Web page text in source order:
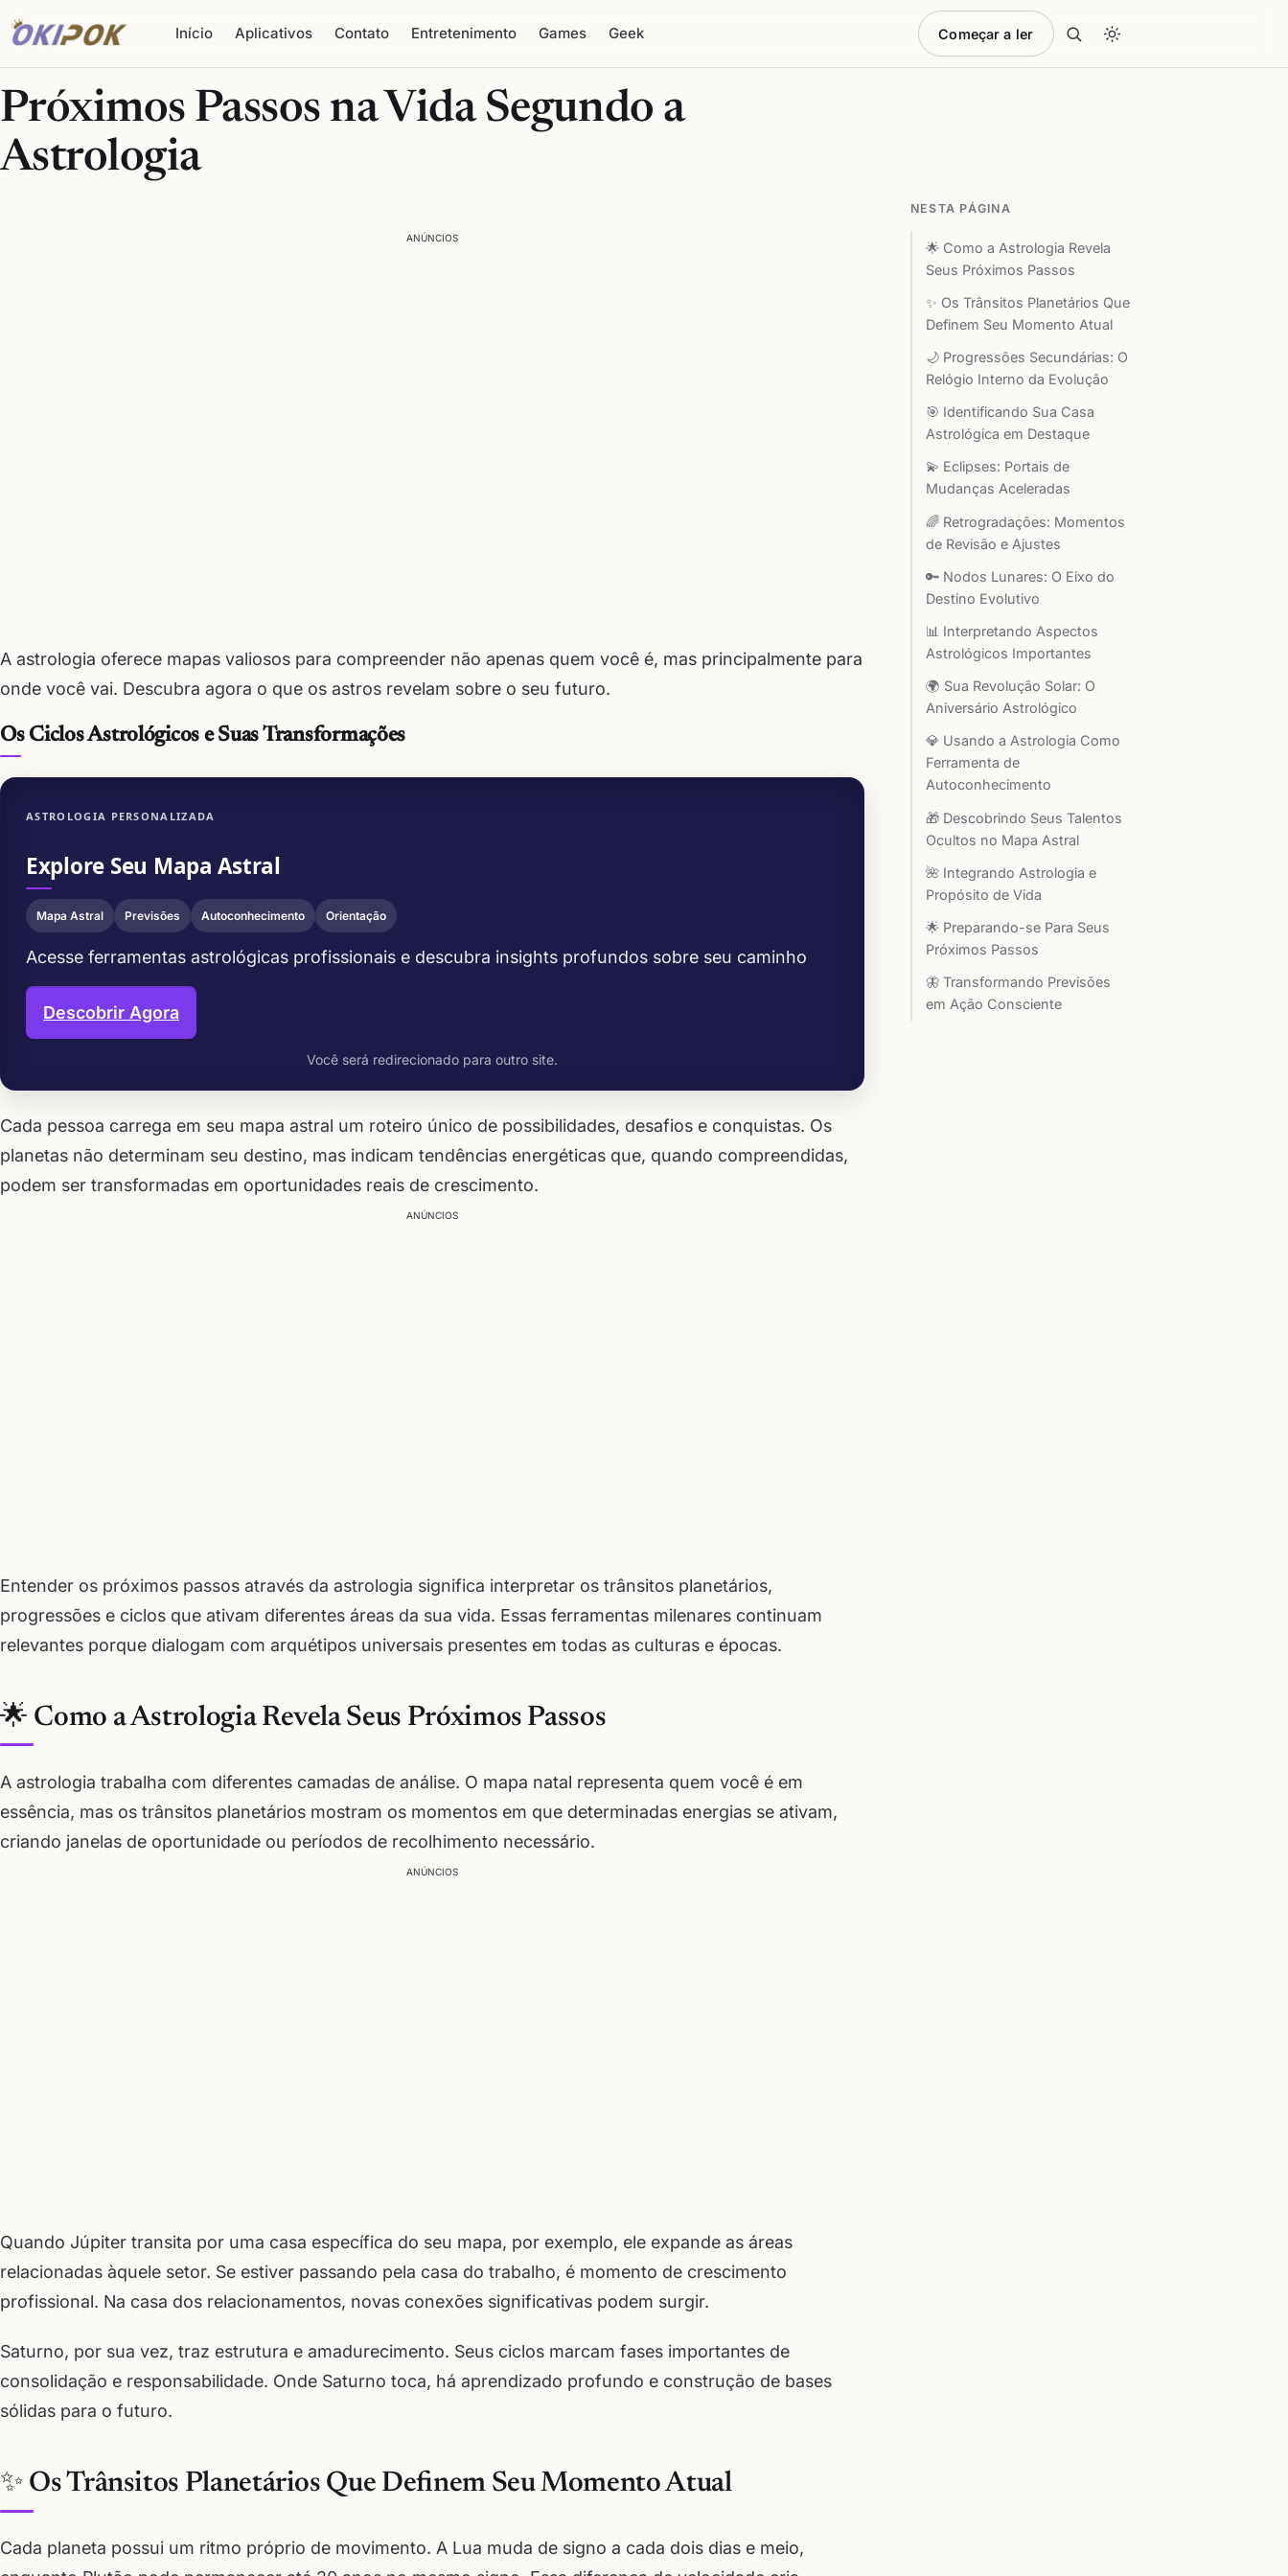
Início Aplicativos Contato Entretenimento Games Geek Começar a ler
Próximos Passos na Vida Segundo a
Astrologia
ANÚNCIOS
A astrologia oferece mapas valiosos para compreender não apenas quem você é, mas principalmente para
onde você vai. Descubra agora o que os astros revelam sobre o seu futuro.
Os Ciclos Astrológicos e Suas Transformações
ASTROLOGIA PERSONALIZADA
Explore Seu Mapa Astral
Mapa Astral Previsões Autoconhecimento Orientação
Acesse ferramentas astrológicas profissionais e descubra insights profundos sobre seu caminho
Descobrir Agora
Você será redirecionado para outro site.
Cada pessoa carrega em seu mapa astral um roteiro único de possibilidades, desafios e conquistas. Os
planetas não determinam seu destino, mas indicam tendências energéticas que, quando compreendidas,
podem ser transformadas em oportunidades reais de crescimento.
ANÚNCIOS
Entender os próximos passos através da astrologia significa interpretar os trânsitos planetários,
progressões e ciclos que ativam diferentes áreas da sua vida. Essas ferramentas milenares continuam
relevantes porque dialogam com arquétipos universais presentes em todas as culturas e épocas.
🌟 Como a Astrologia Revela Seus Próximos Passos
A astrologia trabalha com diferentes camadas de análise. O mapa natal representa quem você é em
essência, mas os trânsitos planetários mostram os momentos em que determinadas energias se ativam,
criando janelas de oportunidade ou períodos de recolhimento necessário.
ANÚNCIOS
Quando Júpiter transita por uma casa específica do seu mapa, por exemplo, ele expande as áreas
relacionadas àquele setor. Se estiver passando pela casa do trabalho, é momento de crescimento
profissional. Na casa dos relacionamentos, novas conexões significativas podem surgir.
Saturno, por sua vez, traz estrutura e amadurecimento. Seus ciclos marcam fases importantes de
consolidação e responsabilidade. Onde Saturno toca, há aprendizado profundo e construção de bases
sólidas para o futuro.
✨ Os Trânsitos Planetários Que Definem Seu Momento Atual
Cada planeta possui um ritmo próprio de movimento. A Lua muda de signo a cada dois dias e meio,
NESTA PÁGINA
🌟 Como a Astrologia Revela
Seus Próximos Passos
✨ Os Trânsitos Planetários Que
Definem Seu Momento Atual
🌙 Progressões Secundárias: O
Relógio Interno da Evolução
🎯 Identificando Sua Casa
Astrológica em Destaque
💫 Eclipses: Portais de
Mudanças Aceleradas
🌈 Retrogradações: Momentos
de Revisão e Ajustes
🔑 Nodos Lunares: O Eixo do
Destino Evolutivo
📊 Interpretando Aspectos
Astrológicos Importantes
🌍 Sua Revolução Solar: O
Aniversário Astrológico
💎 Usando a Astrologia Como
Ferramenta de
Autoconhecimento
🎁 Descobrindo Seus Talentos
Ocultos no Mapa Astral
🌺 Integrando Astrologia e
Propósito de Vida
🌟 Preparando-se Para Seus
Próximos Passos
🦋 Transformando Previsões
em Ação Consciente